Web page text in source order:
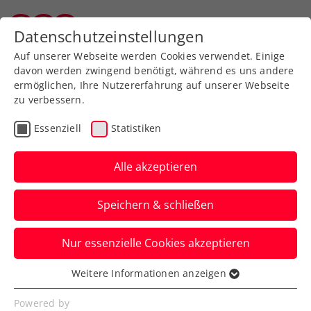
Zurück zur Newsübersicht
Ausbildung
Jürgens beste
Tennistipps – Teil 4: Der
Rückhandslice
ÖTV-Sportdirektor Jürgen Melzer zeigt
euch mit ÖTV-Ausbildungsreferent Harald
Mair die richtige Technik.
Verfasst von: Manuel Wachta, 26.06.2024
Datenschutzeinstellungen
Auf unserer Webseite werden Cookies verwendet. Einige
davon werden zwingend benötigt, während es uns andere
ermöglichen, Ihre Nutzererfahrung auf unserer Webseite
zu verbessern.
Essenziell Statistiken
Alle akzeptieren
Speichern & schließen
Nur essenzielle Cookies akzeptieren
Essenziell
Essenzielle Cookies werden für grundlegende
Weitere Informationen anzeigen
Powered by